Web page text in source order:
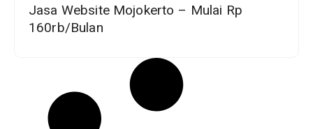
Jasa Website Mojokerto – Mulai Rp
160rb/Bulan